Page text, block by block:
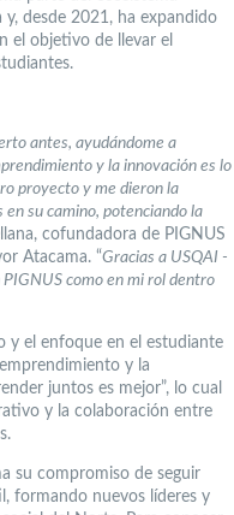
desde 2021, ha expandido
el objetivo de llevar el
antes, ayudándome a
y la innovación es lo
proyecto y me dieron la
su camino, potenciando la
cofundadora de PIGNUS
Atacama. “Gracias a USQAI -
como en mi rol dentro
y el enfoque en el estudiante
y la
juntos es mejor”, lo cual
y la colaboración entre
su compromiso de seguir
formando nuevos líderes y